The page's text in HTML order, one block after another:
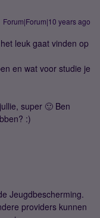
Forum|Forum|10 years ago
leuk gaat vinden op
en wat voor studie je
super 🙂 Ben
:)
Jeugdbescherming.
providers kunnen